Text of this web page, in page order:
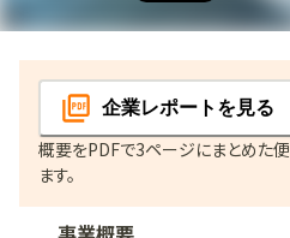
企業レポート を見る
概要をPDFで3ページにまとめた
ます。